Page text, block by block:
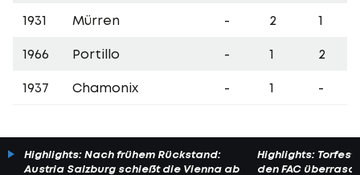
1931 Mürren - 2 1
1966 Portillo - 1 2
1937 Chamonix - 1 -
Highlights: Nach frühem Rückstand:
Austria Salzburg schießt die Vienna ab
Highlights:
den FAC